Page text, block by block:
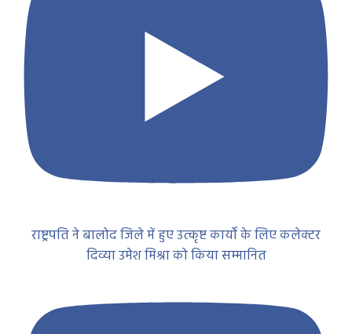
राष्ट्रपति ने बालोद जिले में हुए उत्कृष्ट कार्यों के लिए कलेक्टर
दिव्या उमेश मिश्रा को किया सम्मानित